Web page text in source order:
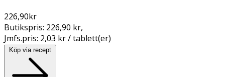
226,90kr
Butikspris: 226,90 kr,
Jmfs.pris: 2,03 kr / tablett(er)
Köp via recept